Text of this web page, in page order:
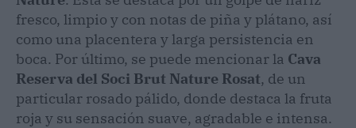
fresco, limpio y con notas de piña y plátano, así
como una placentera y larga persistencia en
boca. Por último, se puede mencionar la Cava
Reserva del Soci Brut Nature Rosat, de un
particular rosado pálido, donde destaca la fruta
roja y su sensación suave, agradable e intensa.